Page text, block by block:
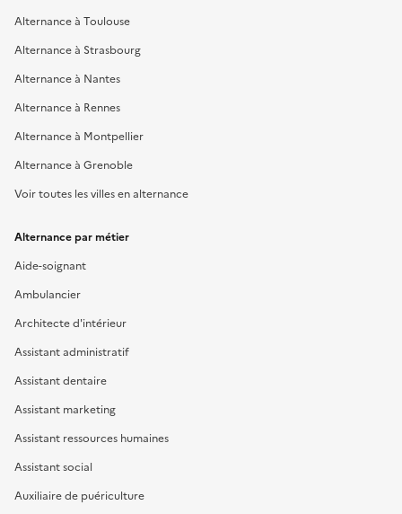
Alternance à Toulouse
Alternance à Strasbourg
Alternance à Nantes
Alternance à Rennes
Alternance à Montpellier
Alternance à Grenoble
Voir toutes les villes en alternance
Alternance par métier
Aide-soignant
Ambulancier
Architecte d'intérieur
Assistant administratif
Assistant dentaire
Assistant marketing
Assistant ressources humaines
Assistant social
Auxiliaire de puériculture